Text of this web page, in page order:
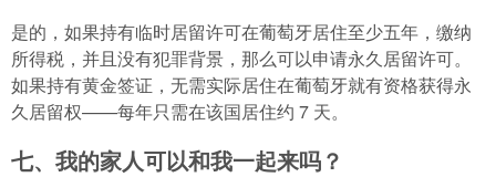
是的，如果持有临时居留许可在葡萄牙居住至少五年，缴纳
所得税，并且没有犯罪背景，那么可以申请永久居留许可。
如果持有黄金签证，无需实际居住在葡萄牙就有资格获得永
久居留权——每年只需在该国居住约 7 天。
七、我的家人可以和我一起来吗？